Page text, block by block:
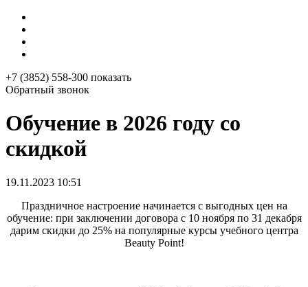
+7 (3852) 558-300 показать
Обратный звонок
Обучение в 2026 году со
скидкой
19.11.2023 10:51
Праздничное настроение начинается с выгодных цен на
обучение: при заключении договора с 10 ноября по 31 декабря
дарим скидки до 25% на популярные курсы учебного центра
Beauty Point!